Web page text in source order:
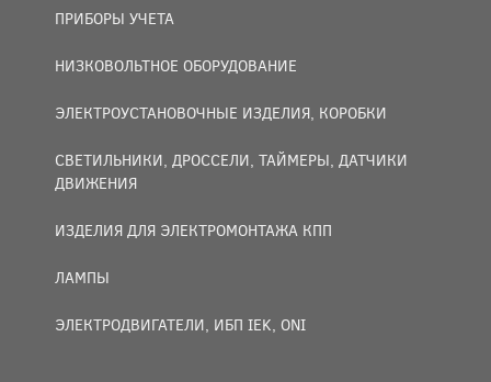
ПРИБОРЫ УЧЕТА
НИЗКОВОЛЬТНОЕ ОБОРУДОВАНИЕ
ЭЛЕКТРОУСТАНОВОЧНЫЕ ИЗДЕЛИЯ, КОРОБКИ
СВЕТИЛЬНИКИ, ДРОССЕЛИ, ТАЙМЕРЫ, ДАТЧИКИ
ДВИЖЕНИЯ
ИЗДЕЛИЯ ДЛЯ ЭЛЕКТРОМОНТАЖА КПП
ЛАМПЫ
ЭЛЕКТРОДВИГАТЕЛИ, ИБП IEK, ONI